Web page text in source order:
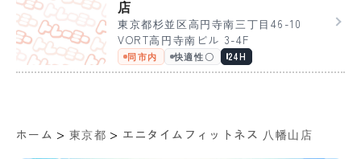
店
東京都杉並区高円寺南三丁目46-10
VORT高円寺南ビル 3-4F
同市内 快適性〇 24H
ホーム > 東京都 > エニタイムフィットネス 八幡山店